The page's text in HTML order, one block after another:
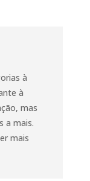
à
à
mas
a mais.
mais